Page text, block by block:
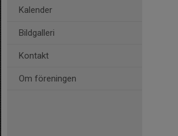
Kalender
Bildgalleri
Kontakt
Om föreningen